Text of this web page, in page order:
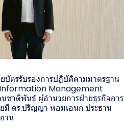
ตรรับรองการปฏิบัติตามมาตรฐาน
Information Management
าติพันธ์ ผู้อำนวยการฝ่ายธุรกิจการ
มี ดร.ปริญญา หอมเอนก ประธาน
าน